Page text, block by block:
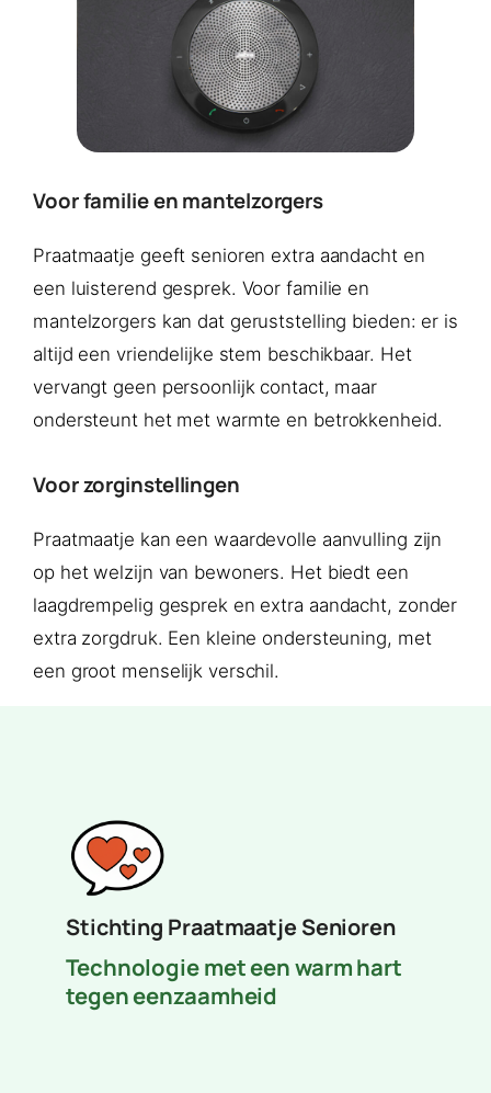
Voor familie en mantelzorgers
Praatmaatje geeft senioren extra aandacht en
een luisterend gesprek. Voor familie en
mantelzorgers kan dat geruststelling bieden: er is
altijd een vriendelijke stem beschikbaar. Het
vervangt geen persoonlijk contact, maar
ondersteunt het met warmte en betrokkenheid.
Voor zorginstellingen
Praatmaatje kan een waardevolle aanvulling zijn
op het welzijn van bewoners. Het biedt een
laagdrempelig gesprek en extra aandacht, zonder
extra zorgdruk. Een kleine ondersteuning, met
een groot menselijk verschil.
Stichting Praatmaatje Senioren
Technologie met een warm hart
tegen eenzaamheid